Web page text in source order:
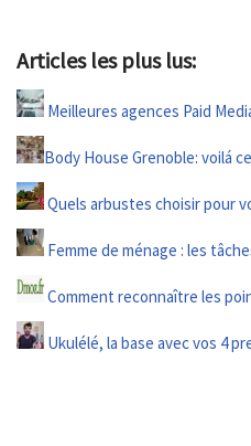
Articles les plus lus:
Meilleures agences Paid
Body House Grenoble: voilá
Quels arbustes choisir pour
Femme de ménage : les
Comment reconnaître les
Ukulélé, la base avec vos 4